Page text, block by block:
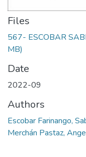
Files
567- ESCOBAR
MB)
Date
2022-09
Authors
Escobar Farinango,
Merchán Pastaz,